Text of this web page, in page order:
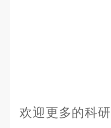
欢迎更多的科